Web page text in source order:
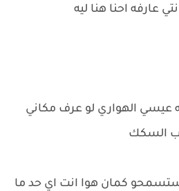
عارفه احنا هنا ليه
عيسي الهواري لو عرف مكاني
السكك
كمان هوا انت اي حد ما